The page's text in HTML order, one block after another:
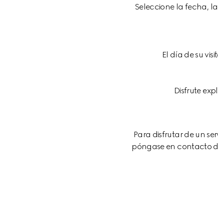
Seleccione la fecha,
El día de su
Disfrute
Para disfrutar de un
póngase en contacto